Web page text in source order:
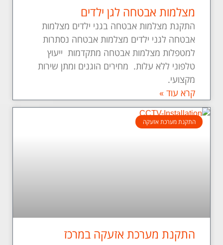
מצלמות אבטחה לגן ילדים
התקנת מצלמות אבטחה בגני ילדים מצלמות
אבטחה לגני ילדים מצלמות אבטחה נסתרות
למטפלות מצלמות אבטחה מתקדמות ייעוץ
טלפוני ללא עלות. מחירים הוגנים ומתן שירות
מקצועי.
קרא עוד »
התקנת מערכת אזעקה
התקנת מערכת אזעקה במרכז